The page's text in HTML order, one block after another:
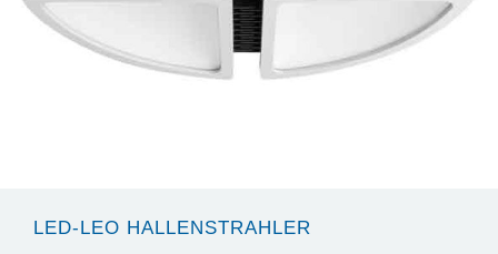
LED-LEO HALLENSTRAHLER